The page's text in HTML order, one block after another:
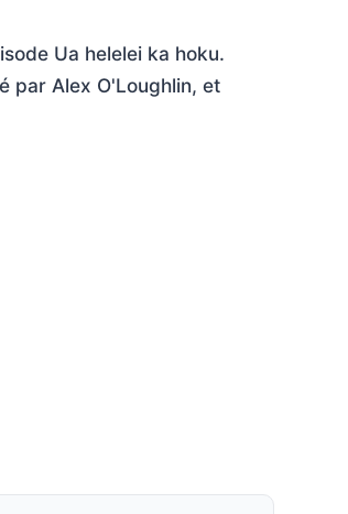
Ua helelei ka hoku.
par Alex O'Loughlin, et